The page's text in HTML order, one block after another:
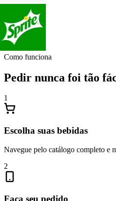
Como funciona
Pedir nunca foi tão
1
Escolha suas bebidas
Navegue pelo catálogo completo e
2
Faça seu pedido